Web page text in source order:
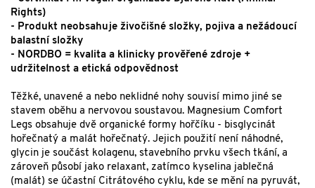
Rights)
- Produkt neobsahuje živočišné složky, pojiva a nežádoucí
balastní složky
- NORDBO = kvalita a klinicky prověřené zdroje +
udržitelnost a etická odpovědnost
Těžké, unavené a nebo neklidné nohy souvisí mimo jiné se
stavem oběhu a nervovou soustavou. Magnesium Comfort
Legs obsahuje dvě organické formy hořčíku - bisglycinát
hořečnatý a malát hořečnatý. Jejich použití není náhodné,
glycin je součást kolagenu, stavebního prvku všech tkání, a
zároveň působí jako relaxant, zatímco kyselina jablečná
(malát) se účastní Citrátového cyklu, kde se mění na pyruvát,